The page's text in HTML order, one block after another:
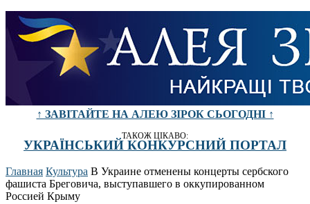
↑ ЗАВІТАЙТЕ НА АЛЕЮ ЗІРОК СЬОГОДНІ ↑
ТАКОЖ ЦІКАВО:
УКРАЇНСЬКИЙ КОНКУРСНИЙ ПОРТАЛ
Главная Культура В Украине отменены концерты сербского
фашиста Бреговича, выступавшего в оккупированном
Россией Крыму